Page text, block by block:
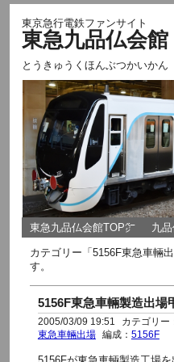
東京急行電鉄ファンサイト
東急九品仏会館
とうきゅうくほんぶつかいかん
東急九品仏会館TOP㌻ 九
カテゴリー「5156F東急車輛
す。
5156F東急車輛製造出場
2005/03/09 19:51 カテゴリー
東急車輛出場
編成： 5156F